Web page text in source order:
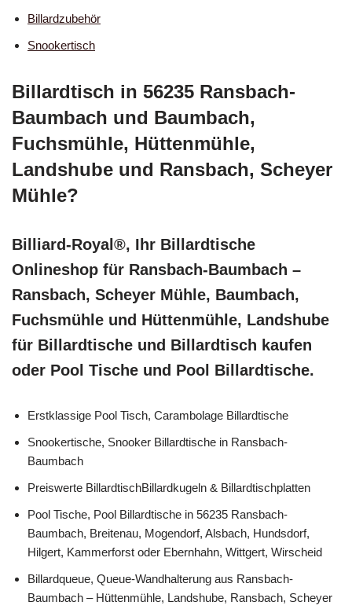
Billardzubehör
Snookertisch
Billardtisch in 56235 Ransbach-
Baumbach und Baumbach,
Fuchsmühle, Hüttenmühle,
Landshube und Ransbach, Scheyer
Mühle?
Billiard-Royal®, Ihr Billardtische
Onlineshop für Ransbach-Baumbach –
Ransbach, Scheyer Mühle, Baumbach,
Fuchsmühle und Hüttenmühle, Landshube
für Billardtische und Billardtisch kaufen
oder Pool Tische und Pool Billardtische.
Erstklassige Pool Tisch, Carambolage Billardtische
Snookertische, Snooker Billardtische in Ransbach-
Baumbach
Preiswerte BillardtischBillardkugeln & Billardtischplatten
Pool Tische, Pool Billardtische in 56235 Ransbach-
Baumbach, Breitenau, Mogendorf, Alsbach, Hundsdorf,
Hilgert, Kammerforst oder Ebernhahn, Wittgert, Wirscheid
Billardqueue, Queue-Wandhalterung aus Ransbach-
Baumbach – Hüttenmühle, Landshube, Ransbach, Scheyer